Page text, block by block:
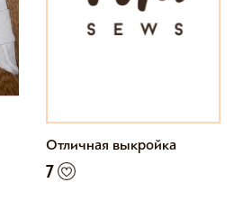
Отличная выкройка
7